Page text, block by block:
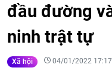
đầu đường
ninh trật tự
Xã hội 04/01/2022 17:17